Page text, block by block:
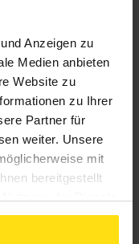
Anzeigen zu
Medien anbieten
Website zu
zu Ihrer
Partner für
weiter. Unsere
mit
bereitgestellt
klicken,
gemäß
Reihe von
die
Ihre
oder
und keinen der
Ihnen hier eine
Auszubildende und